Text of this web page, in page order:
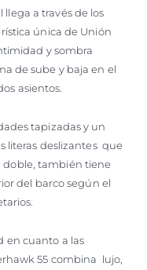
a través de los
única de Unión
y sombra
de sube y baja en el
asientos.
tapizadas y un
literas deslizantes que
doble, también tiene
del barco según el
en cuanto a las
55 combina lujo,